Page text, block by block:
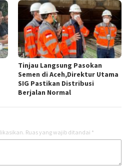
Tinjau Langsung Pasokan
Semen di Aceh,Direktur Utama
SIG Pastikan Distribusi
Berjalan Normal
Ruas yang wajib ditandai *